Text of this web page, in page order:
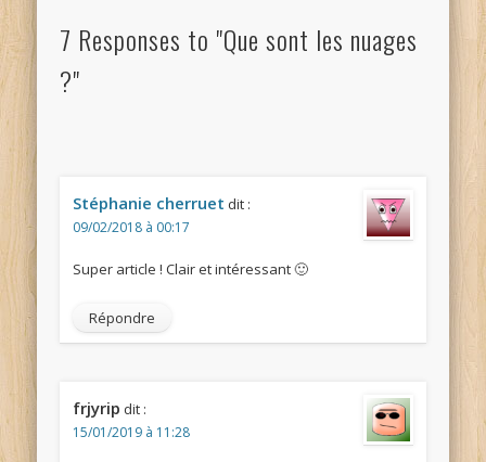
7 Responses to "Que sont les nuages
?"
Stéphanie cherruet dit :
09/02/2018 à 00:17
Super article ! Clair et intéressant 🙂
Répondre
frjyrip dit :
15/01/2019 à 11:28